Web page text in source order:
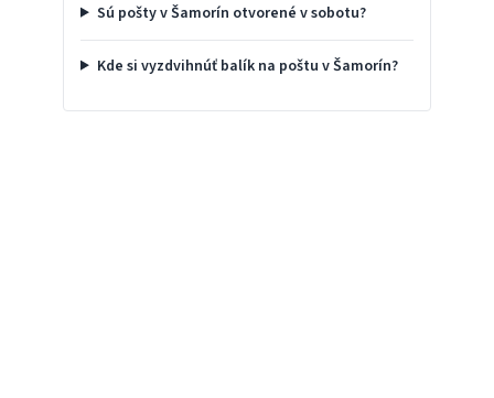
Sú pošty v Šamorín otvorené v sobotu?
Kde si vyzdvihnúť balík na poštu v Šamorín?